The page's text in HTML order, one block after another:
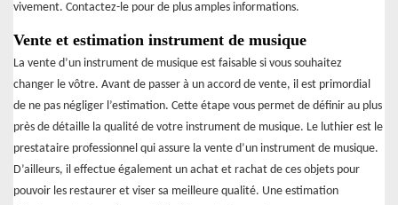
vivement. Contactez-le pour de plus amples informations.
Vente et estimation instrument de musique
La vente d’un instrument de musique est faisable si vous souhaitez
changer le vôtre. Avant de passer à un accord de vente, il est primordial
de ne pas négliger l’estimation. Cette étape vous permet de définir au plus
près de détaille la qualité de votre instrument de musique. Le luthier est le
prestataire professionnel qui assure la vente d’un instrument de musique.
D’ailleurs, il effectue également un achat et rachat de ces objets pour
pouvoir les restaurer et viser sa meilleure qualité. Une estimation